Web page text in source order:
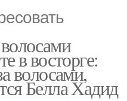
в восторге:
волосами,
Белла Хадид